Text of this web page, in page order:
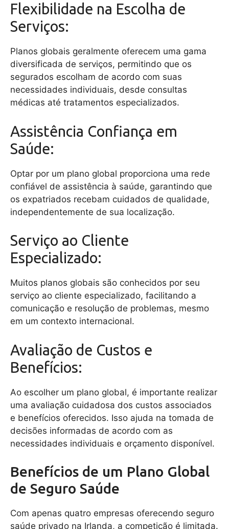
Flexibilidade na Escolha de
Serviços:
Planos globais geralmente oferecem uma gama
diversificada de serviços, permitindo que os
segurados escolham de acordo com suas
necessidades individuais, desde consultas
médicas até tratamentos especializados.
Assistência Confiança em
Saúde:
Optar por um plano global proporciona uma rede
confiável de assistência à saúde, garantindo que
os expatriados recebam cuidados de qualidade,
independentemente de sua localização.
Serviço ao Cliente
Especializado:
Muitos planos globais são conhecidos por seu
serviço ao cliente especializado, facilitando a
comunicação e resolução de problemas, mesmo
em um contexto internacional.
Avaliação de Custos e
Benefícios:
Ao escolher um plano global, é importante realizar
uma avaliação cuidadosa dos custos associados
e benefícios oferecidos. Isso ajuda na tomada de
decisões informadas de acordo com as
necessidades individuais e orçamento disponível.
Benefícios de um Plano Global
de Seguro Saúde
Com apenas quatro empresas oferecendo seguro
saúde privado na Irlanda, a competição é limitada.